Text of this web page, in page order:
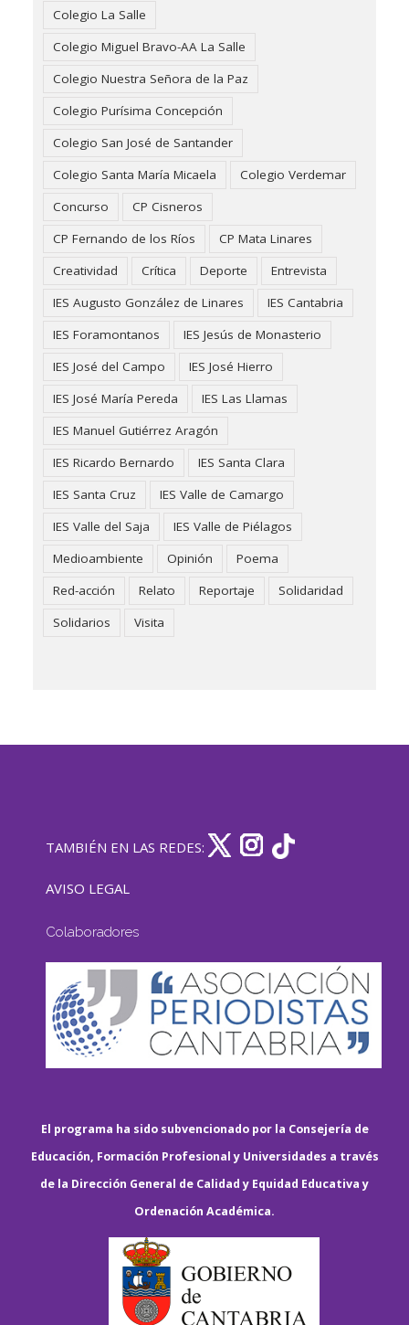
Colegio La Salle
Colegio Miguel Bravo-AA La Salle
Colegio Nuestra Señora de la Paz
Colegio Purísima Concepción
Colegio San José de Santander
Colegio Santa María Micaela
Colegio Verdemar
Concurso
CP Cisneros
CP Fernando de los Ríos
CP Mata Linares
Creatividad
Crítica Deporte
Entrevista
IES Augusto González de Linares
IES Cantabria
IES Foramontanos
IES Jesús de Monasterio
IES José del Campo
IES José Hierro
IES José María Pereda
IES Las Llamas
IES Manuel Gutiérrez Aragón
IES Ricardo Bernardo
IES Santa Clara
IES Santa Cruz
IES Valle de Camargo
IES Valle del Saja
IES Valle de Piélagos
Medioambiente
Opinión
Poema
Red-acción
Relato Reportaje
Solidaridad
Solidarios
Visita
TAMBIÉN EN LAS REDES:
AVISO LEGAL
Colaboradores
El programa ha sido subvencionado por la Consejería de
Educación, Formación Profesional y Universidades a través
de la Dirección General de Calidad y Equidad Educativa y
Ordenación Académica.